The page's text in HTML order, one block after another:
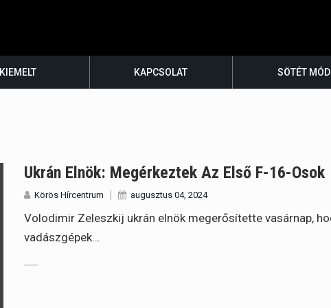
KIEMELT KAPCSOLAT SÖTÉT MÓD
Ukrán Elnök: Megérkeztek Az Első F-16-Osok
Körös Hírcentrum augusztus 04, 2024
Volodimir Zeleszkij ukrán elnök megerősítette vasárnap,
vadászgépek…